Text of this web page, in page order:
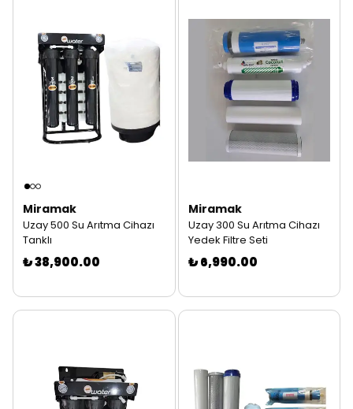
Miramak
Uzay 500 Su Arıtma Cihazı
Tanklı
₺ 38,900.00
Miramak
Uzay 300 Su Arıtma Cihazı
Yedek Filtre Seti
₺ 6,990.00